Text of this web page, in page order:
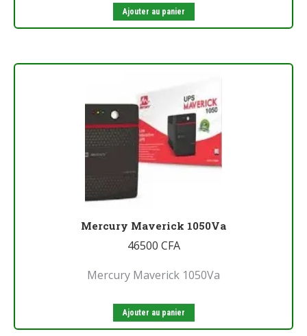
Ajouter au panier
Mercury Maverick 1050Va
46500 CFA
Mercury Maverick 1050Va
Ajouter au panier